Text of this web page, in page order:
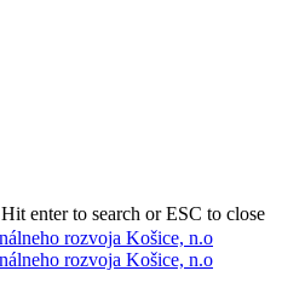
Hit enter to search or ESC to close